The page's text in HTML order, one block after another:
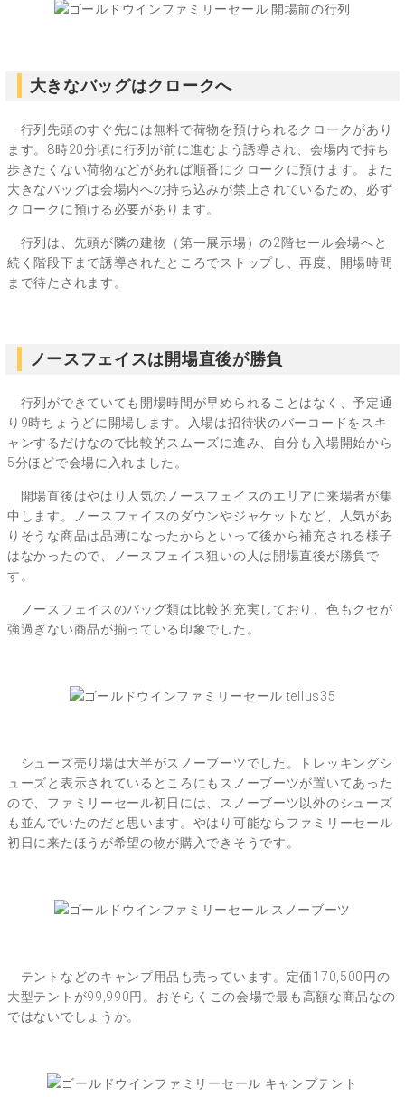
大きなバッグはクロークへ
行列先頭のすぐ先には無料で荷物を預けられるクロークがあり
ます。8時20分頃に行列が前に進むよう誘導され、会場内で持ち
歩きたくない荷物などがあれば順番にクロークに預けます。また
大きなバッグは会場内への持ち込みが禁止されているため、必ず
クロークに預ける必要があります。
行列は、先頭が隣の建物（第一展示場）の2階セール会場へと
続く階段下まで誘導されたところでストップし、再度、開場時間
まで待たされます。
ノースフェイスは開場直後が勝負
行列ができていても開場時間が早められることはなく、予定通
り9時ちょうどに開場します。入場は招待状のバーコードをスキ
ャンするだけなので比較的スムーズに進み、自分も入場開始から
5分ほどで会場に入れました。
開場直後はやはり人気のノースフェイスのエリアに来場者が集
中します。ノースフェイスのダウンやジャケットなど、人気があ
りそうな商品は品薄になったからといって後から補充される様子
はなかったので、ノースフェイス狙いの人は開場直後が勝負で
す。
ノースフェイスのバッグ類は比較的充実しており、色もクセが
強過ぎない商品が揃っている印象でした。
シューズ売り場は大半がスノーブーツでした。トレッキングシ
ューズと表示されているところにもスノーブーツが置いてあった
ので、ファミリーセール初日には、スノーブーツ以外のシューズ
も並んでいたのだと思います。やはり可能ならファミリーセール
初日に来たほうが希望の物が購入できそうです。
テントなどのキャンプ用品も売っています。定価170,500円の
大型テントが99,990円。おそらくこの会場で最も高額な商品なの
ではないでしょうか。